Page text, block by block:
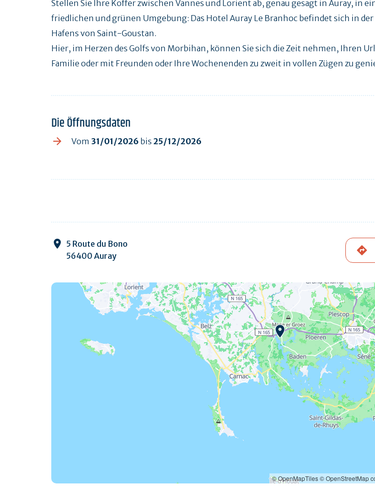
Stellen Sie Ihre Koffer zwischen Vannes und Lorient ab, genau gesagt in Auray, in
friedlichen und grünen Umgebung: Das Hotel Auray Le Branhoc befindet sich in der
Hafens von Saint-Goustan.
Hier, im Herzen des Golfs von Morbihan, können Sie sich die Zeit nehmen, Ihren
Familie oder mit Freunden oder Ihre Wochenenden zu zweit in vollen Zügen zu
Die Öffnungsdaten
Vom 31/01/2026 bis 25/12/2026
5 Route du Bono
56400 Auray
© OpenMapTiles© OpenStreetMap